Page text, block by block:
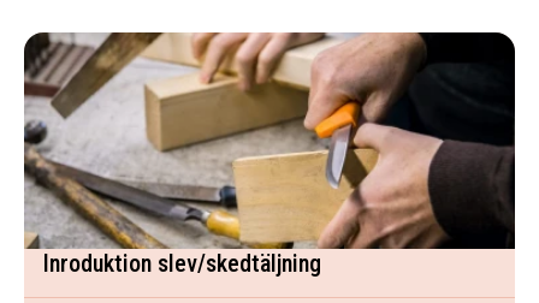
Inroduktion slev/skedtäljning